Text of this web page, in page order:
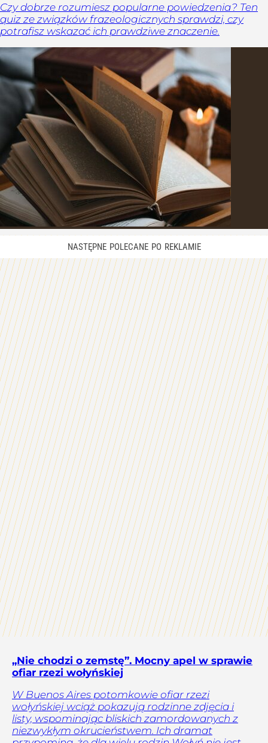
Czy dobrze rozumiesz popularne powiedzenia? Ten
quiz ze związków frazeologicznych sprawdzi, czy
potrafisz wskazać ich prawdziwe znaczenie.
„Nie chodzi o zemstę”. Mocny apel w sprawie
ofiar rzezi wołyńskiej
W Buenos Aires potomkowie ofiar rzezi
wołyńskiej wciąż pokazują rodzinne zdjęcia i
listy, wspominając bliskich zamordowanych z
niezwykłym okrucieństwem. Ich dramat